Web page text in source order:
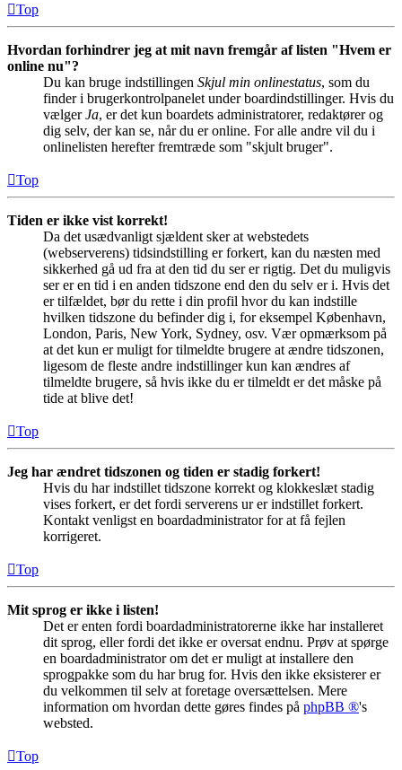
Top
Hvordan forhindrer jeg at mit navn fremgår af listen "Hvem er
online nu"?
Du kan bruge indstillingen Skjul min onlinestatus, som du
finder i brugerkontrolpanelet under boardindstillinger. Hvis du
vælgerJa, er det kun boardets administratorer, redaktører og
dig selv, der kan se, når du er online. For alle andre vil du i
onlinelisten herefter fremtræde som "skjult bruger".
Top
Tiden er ikke vist korrekt!
Da det usædvanligt sjældent sker at webstedets
(webserverens) tidsindstilling er forkert, kan du næsten med
sikkerhed gå ud fra at den tid du ser er rigtig. Det du muligvis
ser er en tid i en anden tidszone end den du selv er i. Hvis det
er tilfældet, bør du rette i din profil hvor du kan indstille
hvilken tidszone du befinder dig i, for eksempel København,
London, Paris, New York, Sydney, osv. Vær opmærksom på
at det kun er muligt for tilmeldte brugere at ændre tidszonen,
ligesom de fleste andre indstillinger kun kan ændres af
tilmeldte brugere, så hvis ikke du er tilmeldt er det måske på
tide at blive det!
Top
Jeg har ændret tidszonen og tiden er stadig forkert!
Hvis du har indstillet tidszone korrekt og klokkeslæt stadig
vises forkert, er det fordi serverens ur er indstillet forkert.
Kontakt venligst en boardadministrator for at få fejlen
korrigeret.
Top
Mit sprog er ikke i listen!
Det er enten fordi boardadministratorerne ikke har installeret
dit sprog, eller fordi det ikke er oversat endnu. Prøv at spørge
en boardadministrator om det er muligt at installere den
sprogpakke som du har brug for. Hvis den ikke eksisterer er
du velkommen til selv at foretage oversættelsen. Mere
information om hvordan dette gøres findes på phpBB ®'s
websted.
Top